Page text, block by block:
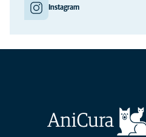
Instagram